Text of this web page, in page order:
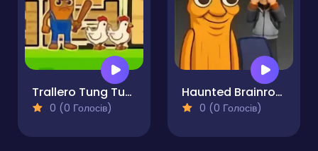
Trallero Tung Tung Chicken
0 (0 Голосів)
Haunted Brainrot 3D
0 (0 Голосів)